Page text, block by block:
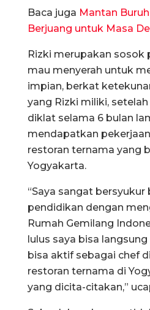
Baca juga Mantan
Berjuang untuk Masa
Rizki merupakan sosok
mau menyerah untuk
impian, berkat
yang Rizki miliki,
diklat selama 6 bulan
mendapatkan
restoran ternama yang
Yogyakarta.
“Saya sangat
pendidikan dengan
Rumah Gemilang
lulus saya bisa
bisa aktif sebagai chef
restoran ternama di
yang dicita-citakan,”